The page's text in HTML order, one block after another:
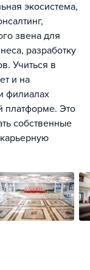
экосистема,
звена для
разработку
Учиться в
и на
филиалах
платформе. Это
собственные